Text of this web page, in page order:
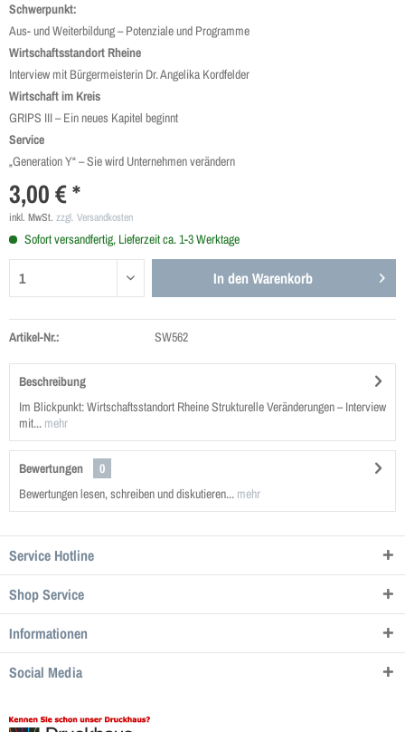
Schwerpunkt:
Aus- und Weiterbildung – Potenziale und Programme
Wirtschaftsstandort Rheine
Interview mit Bürgermeisterin Dr. Angelika Kordfelder
Wirtschaft im Kreis
GRIPS III – Ein neues Kapitel beginnt
Service
„Generation Y“ – Sie wird Unternehmen verändern
3,00 € *
inkl. MwSt. zzgl. Versandkosten
Sofort versandfertig, Lieferzeit ca. 1-3 Werktage
In den Warenkorb
Artikel-Nr.: SW562
Beschreibung
Im Blickpunkt: Wirtschaftsstandort Rheine Strukturelle Veränderungen – Interview
mit... mehr
Bewertungen
0
Bewertungen lesen, schreiben und diskutieren... mehr
Service Hotline
Shop Service
Informationen
Social Media